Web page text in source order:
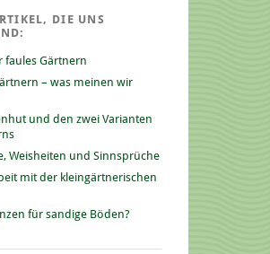
DIE UNS
faules Gärtnern
– was meinen wir
und den zwei Varianten
Weisheiten und Sinnsprüche
mit der kleingärtnerischen
für sandige Böden?